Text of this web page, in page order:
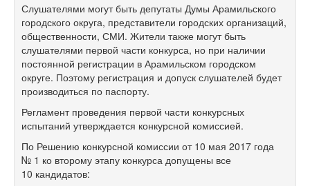
Слушателями могут быть депутаты Думы Арамильского
городского округа, представители городских организаций,
общественности, СМИ. Жители также могут быть
слушателями первой части конкурса, но при наличии
постоянной регистрации в Арамильском городском
округе. Поэтому регистрация и допуск слушателей будет
производиться по паспорту.
Регламент проведения первой части конкурсных
испытаний утверждается конкурсной комиссией.
По Решению конкурсной комиссии от 10 мая 2017 года
№ 1 ко второму этапу конкурса допущены все
10 кандидатов: